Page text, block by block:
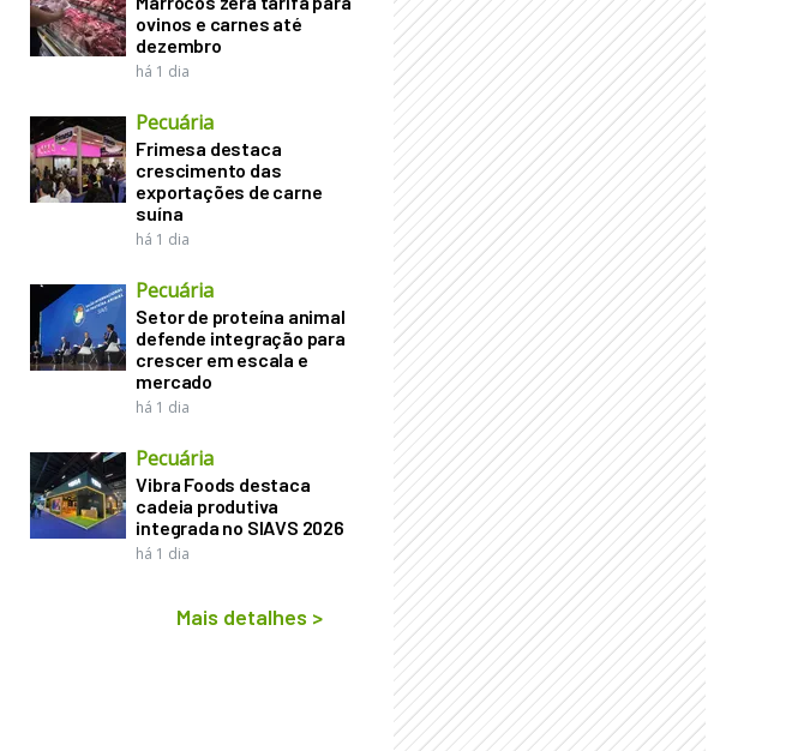
ovinos e carnes até
dezembro
há 1 dia
Pecuária
Frimesa destaca
crescimento das
exportações de carne
suína
há 1 dia
Pecuária
Setor de proteína animal
defende integração para
crescer em escala e
mercado
há 1 dia
Pecuária
Vibra Foods destaca
cadeia produtiva
integrada no SIAVS 2026
há 1 dia
Mais detalhes >